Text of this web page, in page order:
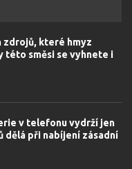
zdrojů, které hmyz
této směsi se vyhnete i
v telefonu vydrží jen
dělá při nabíjení zásadní